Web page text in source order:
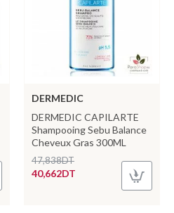
DERMEDIC
DERMEDIC CAPILARTE
Shampooing Sebu Balance
Cheveux Gras 300ML
40,662DT
47,838DT